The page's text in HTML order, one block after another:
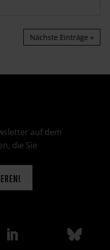
Nächste Einträge »
auf dem
die Sie